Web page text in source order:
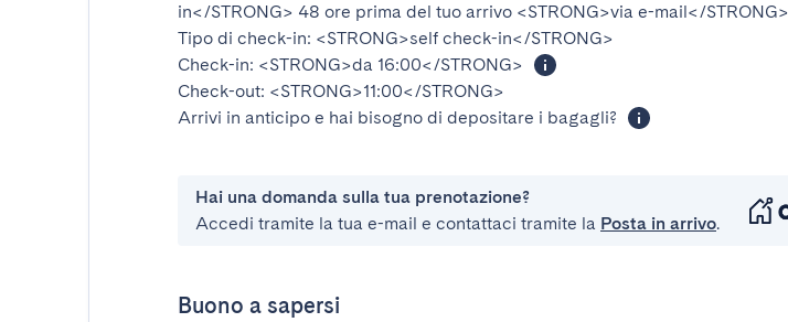
in</STRONG> 48 ore prima del tuo arrivo <STRONG>via e-mail</STRONG>
Tipo di check-in: <STRONG>self check-in</STRONG>
Check-in: <STRONG>da 16:00</STRONG>
Check-out: <STRONG>11:00</STRONG>
Arrivi in anticipo e hai bisogno di depositare i bagagli?
Hai una domanda sulla tua prenotazione?
Accedi tramite la tua e-mail e contattaci tramite la Posta in arrivo.
Buono a sapersi